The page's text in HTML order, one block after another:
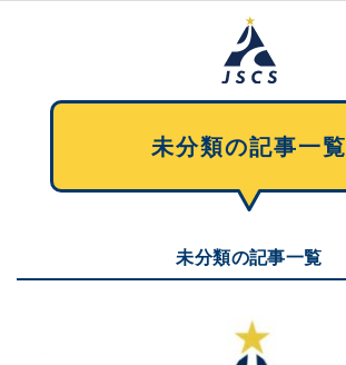
未分類の記事一覧
未分類の記事一覧